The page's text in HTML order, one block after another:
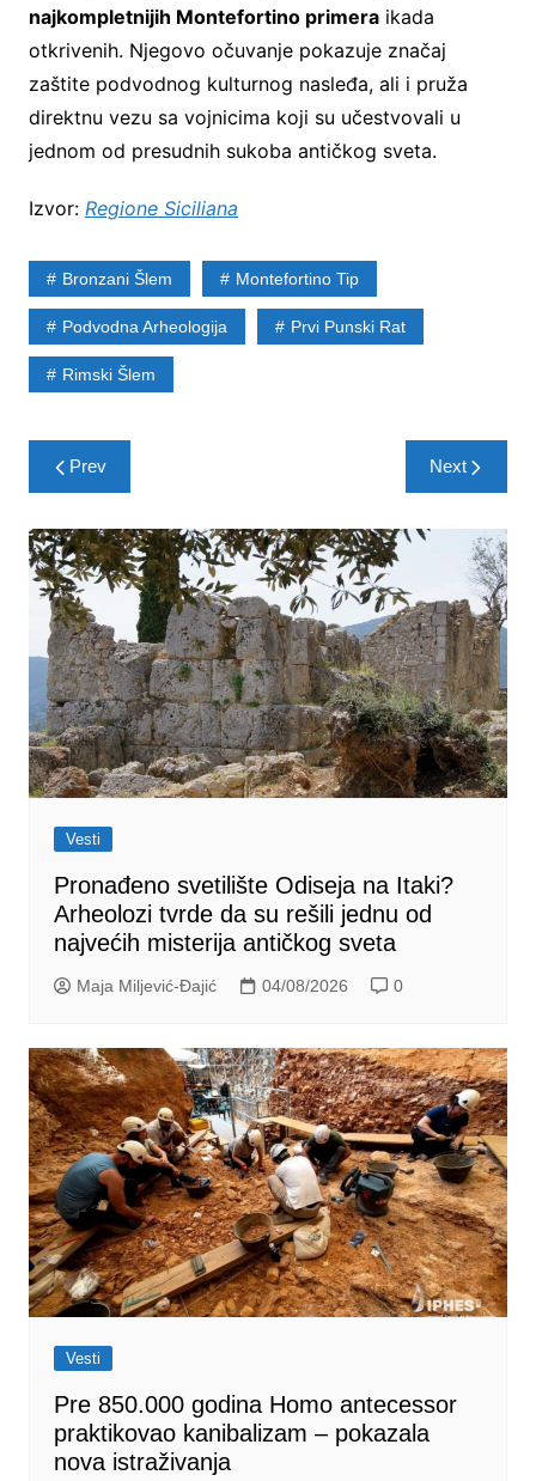
najkompletnijih Montefortino primeraikada
otkrivenih. Njegovo očuvanje pokazuje značaj
zaštite podvodnog kulturnog nasleđa, ali i pruža
direktnu vezu sa vojnicima koji su učestvovali u
jednom od presudnih sukoba antičkog sveta.
Izvor: Regione Siciliana
Bronzani Šlem Montefortino Tip
Podvodna Arheologija Prvi Punski Rat
Rimski Šlem
Post
navigation
Prev Next
Vesti
Pronađeno svetilište Odiseja na Itaki?
Arheolozi tvrde da su rešili jednu od
najvećih misterija antičkog sveta
Maja Miljević-Đajić 04/08/2026 0
Vesti
Pre 850.000 godina Homo antecessor
praktikovao kanibalizam – pokazala
nova istraživanja